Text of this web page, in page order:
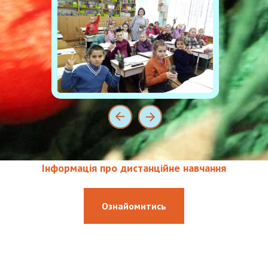
Інформація про дистанційне навчання
Ознайомитись